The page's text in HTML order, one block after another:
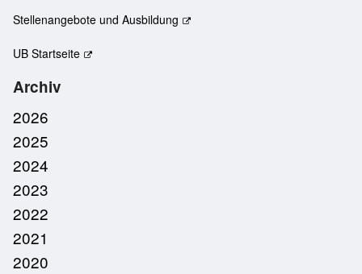
Stellenangebote und Ausbildung
UB Startseite
Archiv
2026
2025
2024
2023
2022
2021
2020